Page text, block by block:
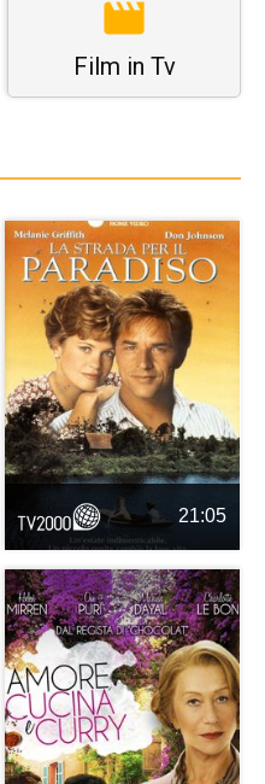
Film in Tv
21:05